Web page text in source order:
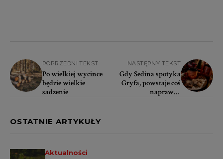
POPRZEDNI TEKST
Po wielkiej wycince
będzie wielkie
sadzenie
NASTĘPNY TEKST
Gdy Sedina spotyka
Gryfa, powstaje coś
naprawdę
OSTATNIE ARTYKUŁY
Aktualności